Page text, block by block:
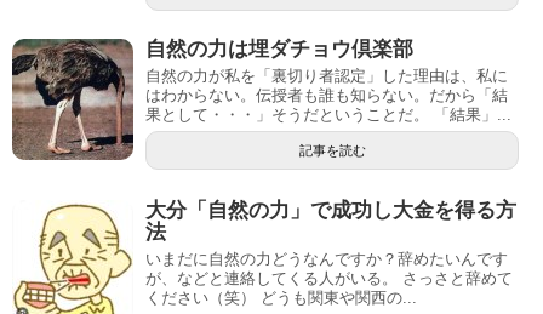
自然の力は埋ダチョウ倶楽部
自然の力が私を「裏切り者認定」した理由は、私に
はわからない。伝授者も誰も知らない。だから「結
果として・・・」そうだということだ。 「結果」...
記事を読む
大分「自然の力」で成功し大金を得る方
法
いまだに自然の力どうなんですか？辞めたいんです
が、などと連絡してくる人がいる。 さっさと辞めて
ください（笑） どうも関東や関西の...